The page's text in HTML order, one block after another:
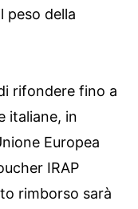
peso della
rifondere fino a
italiane, in
Europea
IRAP
rimborso sarà